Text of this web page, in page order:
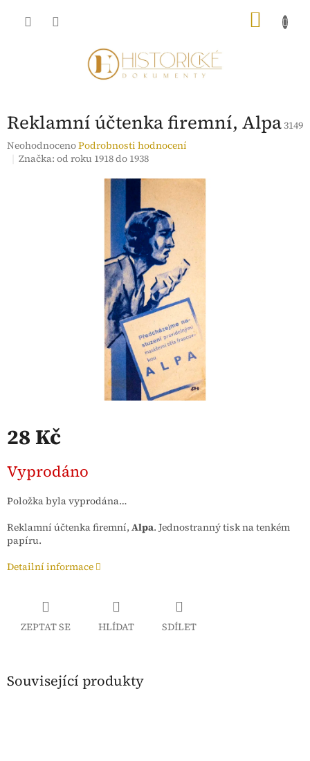
Reklamní účtenka firemní, Alpa3149
Průměrné
hodnocení
NeohodnocenoPodrobnosti hodnocení
Značka:od roku 1918 do 1938
28 Kč
cena:
Vyprodáno
Položka byla vyprodána…
Reklamní účtenka firemní, Alpa. Jednostranný tisk na tenkém
papíru.
Detailní informace
ZEPTAT SE HLÍDAT SDÍLET
Související produkty